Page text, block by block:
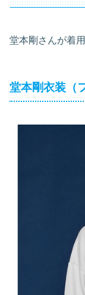
堂本剛さんが着
堂本剛衣装（